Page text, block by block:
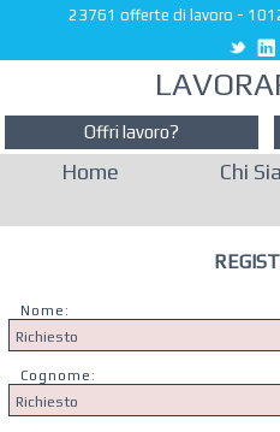
23761 offerte di lavoro -
Offri lavoro?
Home Chi
Nome:
Cognome: